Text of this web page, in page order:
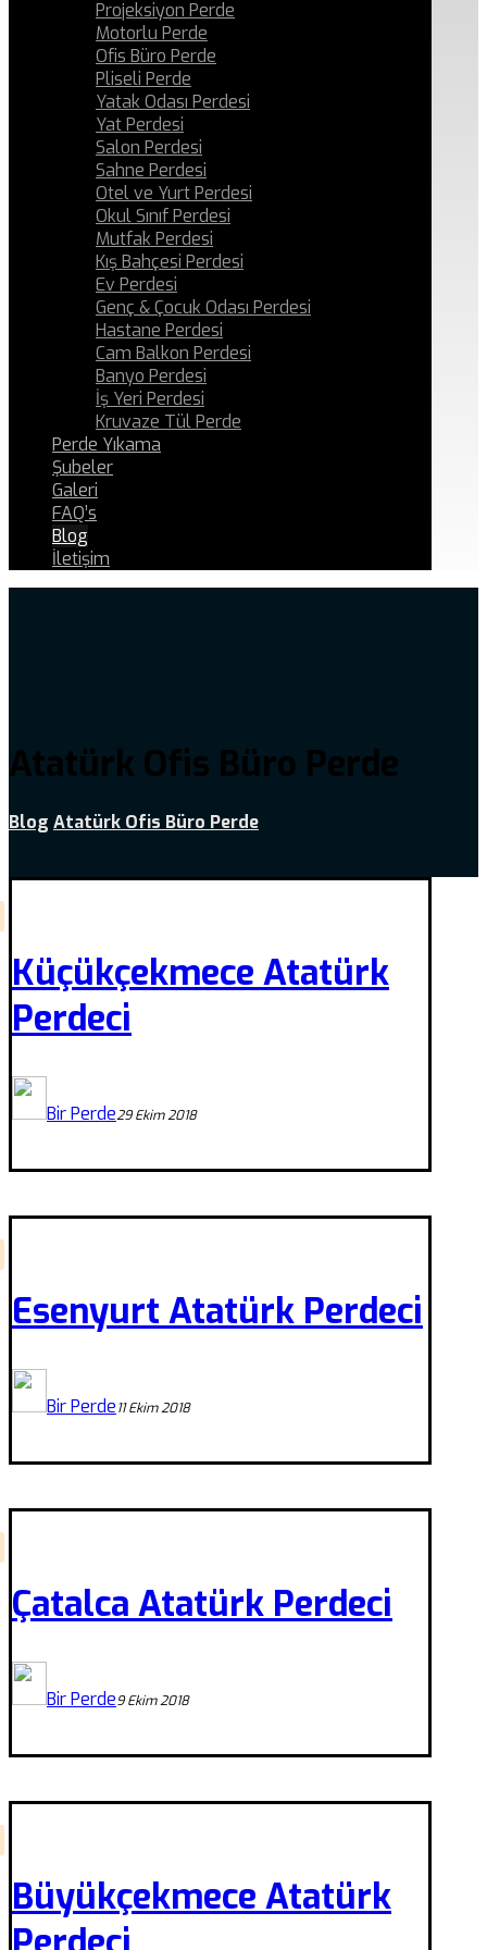
Projeksiyon Perde
Motorlu Perde
Ofis Büro Perde
Pliseli Perde
Yatak Odası Perdesi
Yat Perdesi
Salon Perdesi
Sahne Perdesi
Otel ve Yurt Perdesi
Okul Sınıf Perdesi
Mutfak Perdesi
Kış Bahçesi Perdesi
Ev Perdesi
Genç & Çocuk Odası Perdesi
Hastane Perdesi
Cam Balkon Perdesi
Banyo Perdesi
İş Yeri Perdesi
Kruvaze Tül Perde
Perde Yıkama
Şubeler
Galeri
FAQ’s
Blog
İletişim
Atatürk Ofis Büro Perde
Blog Atatürk Ofis Büro Perde
Küçükçekmece Atatürk
Perdeci
Bir Perde29 Ekim 2018
Esenyurt Atatürk Perdeci
Bir Perde11 Ekim 2018
Çatalca Atatürk Perdeci
Bir Perde9 Ekim 2018
Büyükçekmece Atatürk